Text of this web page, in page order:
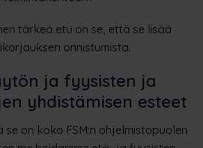
tärkeä etu on se, että se lisää
onnistumista.
ja fyysisten ja
yhdistämisen esteet
se on koko FSM:n ohjelmistopuolen